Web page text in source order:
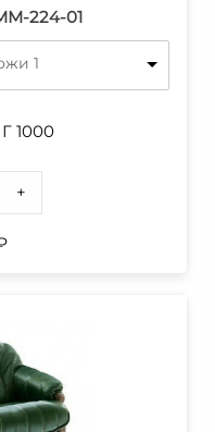
224-01
1
1000
+